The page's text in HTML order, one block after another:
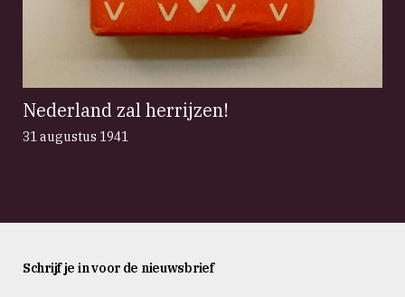
Nederland zal herrijzen!
31 augustus 1941
Schrijf je in voor de nieuwsbrief